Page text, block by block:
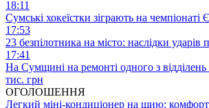
18:11
Сумські хокеїстки зіграють на чемпіонаті
17:53
23 безпілотника на місто: наслідки
17:41
На Сумщині на ремонті одного з відділень
тис. грн
ОГОЛОШЕННЯ
Легкий міні-кондиціонер на шию: комфорт